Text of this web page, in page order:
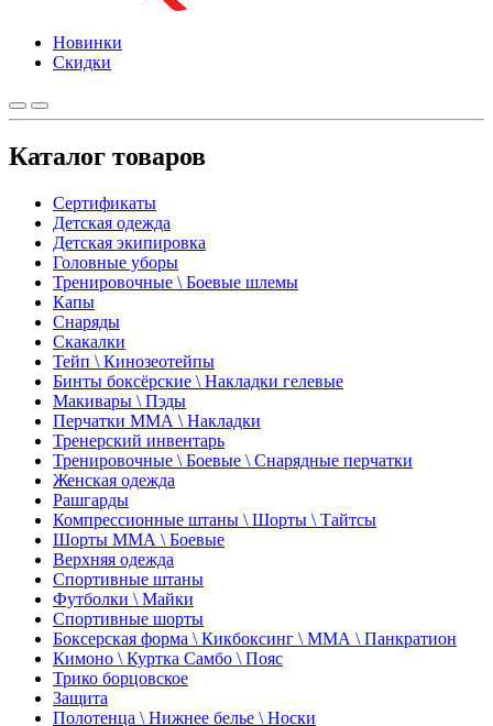
Новинки
Скидки
Каталог товаров
Сертификаты
Детская одежда
Детская экипировка
Головные уборы
Тренировочные \ Боевые шлемы
Капы
Снаряды
Скакалки
Тейп \ Кинозеотейпы
Бинты боксёрские \ Накладки гелевые
Макивары \ Пэды
Перчатки ММА \ Накладки
Тренерский инвентарь
Тренировочные \ Боевые \ Снарядные перчатки
Женская одежда
Рашгарды
Компрессионные штаны \ Шорты \ Тайтсы
Шорты ММА \ Боевые
Верхняя одежда
Спортивные штаны
Футболки \ Майки
Спортивные шорты
Боксерская форма \ Кикбоксинг \ ММА \ Панкратион
Кимоно \ Куртка Самбо \ Пояс
Трико борцовское
Защита
Полотенца \ Нижнее белье \ Носки